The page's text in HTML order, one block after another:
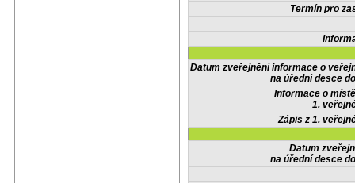
Termín pro
Datum zveřejnění informace o
na úřední desce
Informace o
1.
Zápis z 1.
Datum
na úřední desce